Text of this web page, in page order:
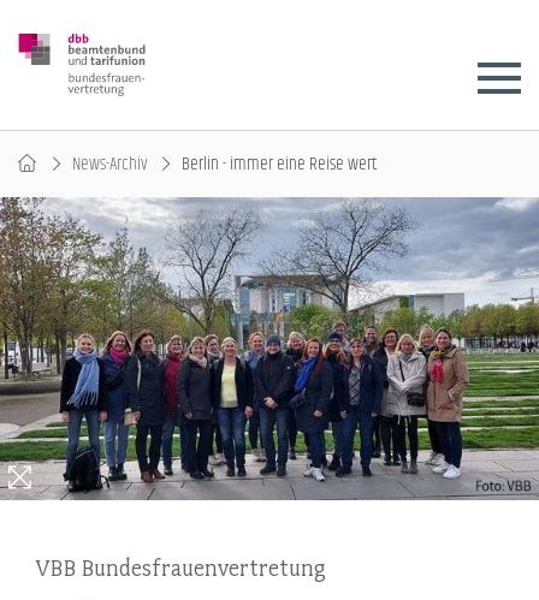
News-Archiv Berlin - immer eine Reise wert
VBB Bundesfrauenvertretung